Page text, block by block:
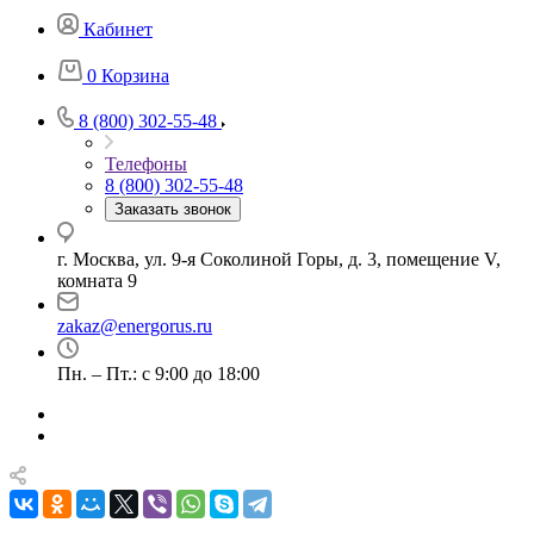
Кабинет
0 Корзина
8 (800) 302-55-48
Телефоны
8 (800) 302-55-48
Заказать звонок
г. Москва, ул. 9-я Соколиной Горы, д. 3, помещение V,
комната 9
zakaz@energorus.ru
Пн. – Пт.: с 9:00 до 18:00